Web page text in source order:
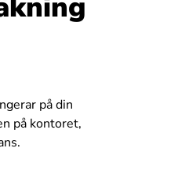
på din
på kontoret,